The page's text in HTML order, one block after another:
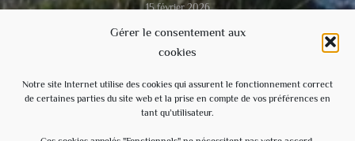
Gérer le consentement aux
cookies
Notre site Internet utilise des cookies qui assurent le fonctionnement correct
de certaines parties du site web et la prise en compte de vos préférences en
tant qu’utilisateur.
15 février 2026
Video du conseil municipal du 28/11/2025
Ecole
3 septembre 2025